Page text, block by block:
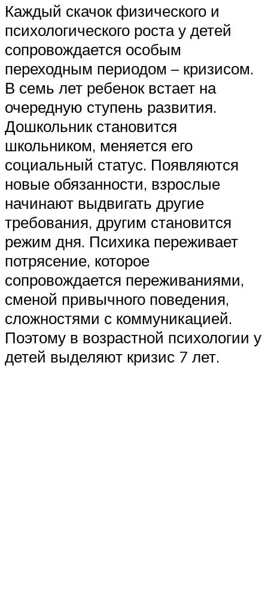
Каждый скачок физического и
психологического роста у детей
сопровождается особым
переходным периодом – кризисом.
В семь лет ребенок встает на
очередную ступень развития.
Дошкольник становится
школьником, меняется его
социальный статус. Появляются
новые обязанности, взрослые
начинают выдвигать другие
требования, другим становится
режим дня. Психика переживает
потрясение, которое
сопровождается переживаниями,
сменой привычного поведения,
сложностями с коммуникацией.
Поэтому в возрастной психологии у
детей выделяют кризис 7 лет.